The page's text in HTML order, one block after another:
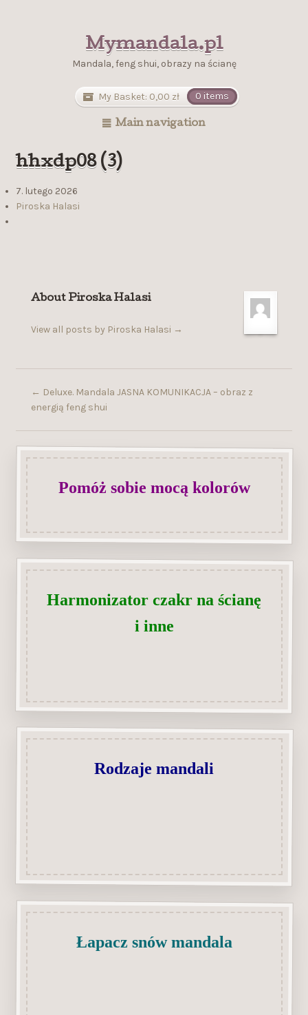
Mymandala.pl
Mandala, feng shui, obrazy na ścianę
My Basket: 0,00 zł 0 items
Main navigation
hhxdp08 (3)
7. lutego 2026
Piroska Halasi
About Piroska Halasi
View all posts by Piroska Halasi →
← Deluxe. Mandala JASNA KOMUNIKACJA – obraz z
energią feng shui
Pomóż sobie mocą kolorów
Harmonizator czakr na ścianę
i inne
Rodzaje mandali
Łapacz snów mandala